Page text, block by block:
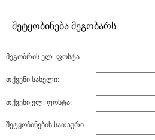
შეტყობინება მეგობარს
მეგობრის ელ. ფოსტა:
თქვენი სახელი:
თქვენი ელ. ფოსტა:
შეტყობინების სათაური: